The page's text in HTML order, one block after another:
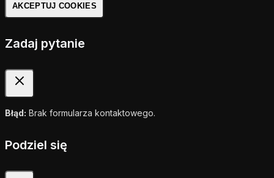
AKCEPTUJ COOKIES
Zadaj pytanie
Błąd: Brak formularza kontaktowego.
Podziel się